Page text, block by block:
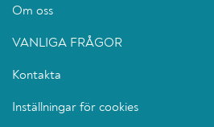
Om oss
VANLIGA FRÅGOR
Kontakta
Inställningar för cookies